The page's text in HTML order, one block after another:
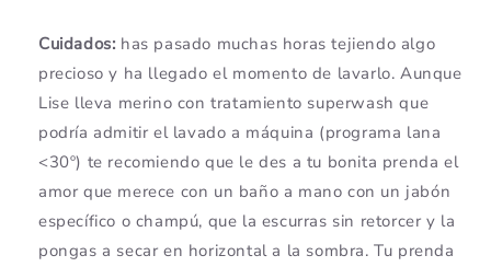
Cuidados: has pasado muchas horas tejiendo algo
precioso y ha llegado el momento de lavarlo. Aunque
Lise lleva merino con tratamiento superwash que
podría admitir el lavado a máquina (programa lana
<30º) te recomiendo que le des a tu bonita prenda el
amor que merece con un baño a mano con un jabón
específico o champú, que la escurras sin retorcer y la
pongas a secar en horizontal a la sombra. Tu prenda